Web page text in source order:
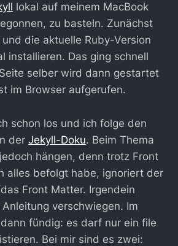
lokal auf meinem MacBook
zu basteln. Zunächst
die aktuelle Ruby-Version
installieren. Das ging schnell
selber wird dann gestartet
im Browser aufgerufen.
schon los und ich folge den
der Jekyll-Doku. Beim Thema
hängen, denn trotz Front
alles befolgt habe, ignoriert der
Front Matter. Irgendein
verschwiegen. Im
fündig: es darf nur ein file
Bei mir sind es zwei: